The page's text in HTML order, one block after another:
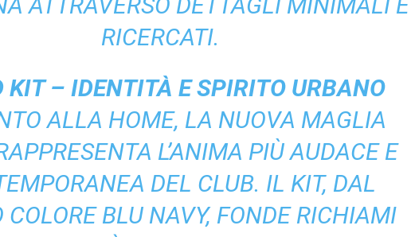
RICERCATI.
KIT – IDENTITÀ E SPIRITO URBANO
ALLA HOME, LA NUOVA MAGLIA
L’ANIMA PIÙ AUDACE E
DEL CLUB. IL KIT, DAL
COLORE BLU NAVY, FONDE RICHIAMI